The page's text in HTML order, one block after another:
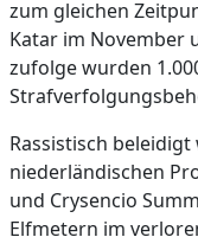
zum gleichen
Katar im November
zufolge wurden
Rassistisch
niederländischen
und Crysencio
Elfmetern im